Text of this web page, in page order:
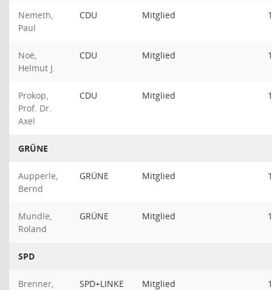
Nemeth,
Paul
CDU Mitglied
Noë,
Helmut J.
CDU Mitglied
Prokop,
Prof. Dr.
Axel
CDU Mitglied
GRÜNE
Aupperle,
Bernd
GRÜNE Mitglied
Mundle,
Roland
GRÜNE Mitglied
SPD
Brenner,
SPD+LINKE Mitglied